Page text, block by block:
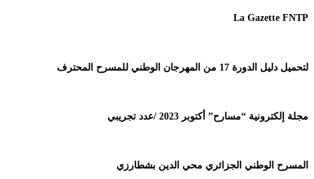
La Gazette FNTP
لتحميل دليل الدورة 17 من المهرجان الوطني للمسرح المحترف
مجلة إلكترونية “مسارح” أكتوبر 2023 /عدد تجريبي
المسرح الوطني الجزائري محي الدين بشطارزي